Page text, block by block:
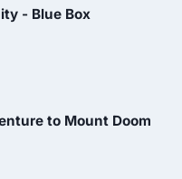
- Blue Box
to Mount Doom